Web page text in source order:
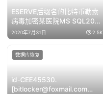
ESERVE后缀名的比特币勒索
病毒加密某医院MS SQL2012
数据库数据恢复成功
2020年7月31日 2.5K
id-CEE45530.
[bitlocker@foxmail.com
数据库恢复